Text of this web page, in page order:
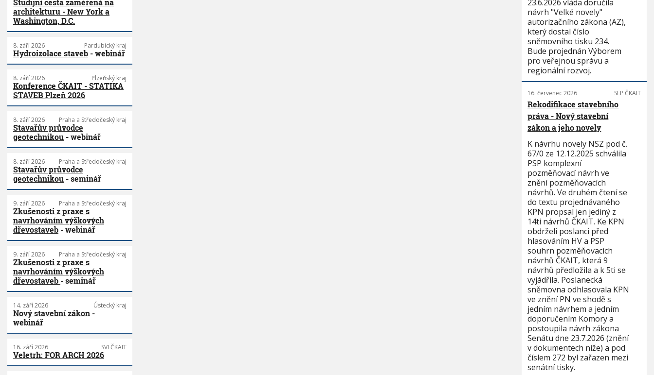
Studijní cesta zaměřená na
architekturu - New York a
Washington, D.C.
8. září 2026 Pardubický kraj
Hydroizolace staveb - webinář
8. září 2026 Plzeňský kraj
Konference ČKAIT - STATIKA
STAVEB Plzeň 2026
8. září 2026 Praha a Středočeský kraj
Stavařův průvodce
geotechnikou - webinář
8. září 2026 Praha a Středočeský kraj
Stavařův průvodce
geotechnikou - seminář
9. září 2026 Praha a Středočeský kraj
Zkušenosti z praxe s
navrhováním výškových
dřevostaveb - webinář
9. září 2026 Praha a Středočeský kraj
Zkušenosti z praxe s
navrhováním výškových
dřevostaveb - seminář
14. září 2026 Ústecký kraj
Nový stavební zákon -
webinář
16. září 2026 SVI ČKAIT
Veletrh: FOR ARCH 2026
23.6.2026 vláda doručila
návrh "Velké novely"
autorizačního zákona (AZ),
který dostal číslo
sněmovního tisku 234.
Bude projednán Výborem
pro veřejnou správu a
regionální rozvoj.
16. červenec 2026 SLP ČKAIT
Rekodifikace stavebního
práva - Nový stavební
zákon a jeho novely
K návrhu novely NSZ pod č.
67/0 ze 12.12.2025 schválila
PSP komplexní
pozměňovací návrh ve
znění pozměňovacích
návrhů. Ve druhém čtení se
do textu projednávaného
KPN propsal jen jediný z
14ti návrhů ČKAIT. Ke KPN
obdrželi poslanci před
hlasováním HV a PSP
souhrn pozměňovacích
návrhů ČKAIT, která 9
návrhů předložila a k 5ti se
vyjádřila. Poslanecká
sněmovna odhlasovala KPN
ve znění PN ve shodě s
jedním návrhem a jedním
doporučením Komory a
postoupila návrh zákona
Senátu dne 23.7.2026 (znění
v dokumentech níže) a pod
číslem 272 byl zařazen mezi
senátní tisky.